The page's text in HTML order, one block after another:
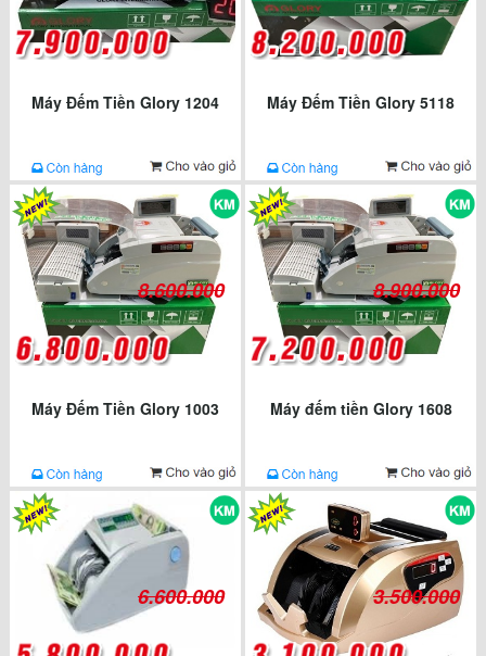
Máy Đếm Tiền Glory 1204 Máy Đếm Tiền Glory 5118
8.600.000
Máy Đếm Tiền Glory 1003
8.900.000
Máy đếm tiền Glory 1608
6.600.000 3.500.000